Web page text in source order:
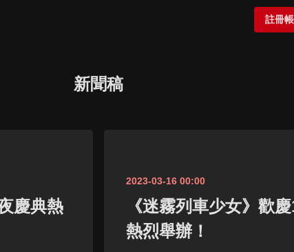
註冊
新聞稿
慶典熱
2023-03-16 00:00
《迷霧列車少女》歡
熱烈舉辦！